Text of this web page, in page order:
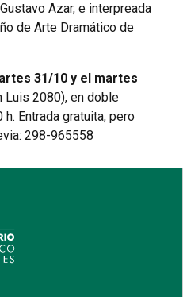
Azar, e interpreada
de Arte Dramático de
31/10 y el martes
Luis 2080), en doble
Entrada gratuita, pero
298-965558